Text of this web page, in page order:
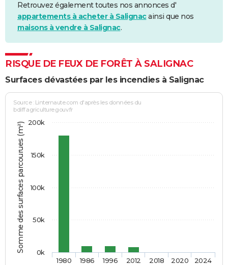
Retrouvez également toutes nos annonces d'
appartements à acheter à Salignacainsi que nos
maisons à vendre à Salignac.
RISQUE DE FEUX DE FORÊT À SALIGNAC
Surfaces dévastées par les incendies à Salignac
Somme des surfaces parcourues (m²)
Source : Linternaute.com d'après les données du
bdiff.agriculture.gouv.fr
1980 1986 1996 2012 2018 2020 2024
0k
50k
100k
150k
200k